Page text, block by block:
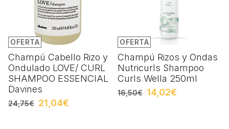
OFERTA
Champú Cabello Rizo y
Ondulado LOVE/ CURL
SHAMPOO ESSENCIAL
Davines
24,75€ 21,04€
OFERTA
Champú Rizos y Ondas
Nutricurls Shampoo
Curls Wella 250ml
16,50€ 14,02€